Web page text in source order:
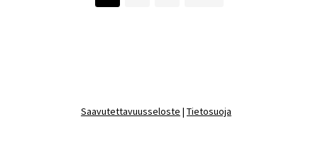
Saavutettavuusseloste | Tietosuoja